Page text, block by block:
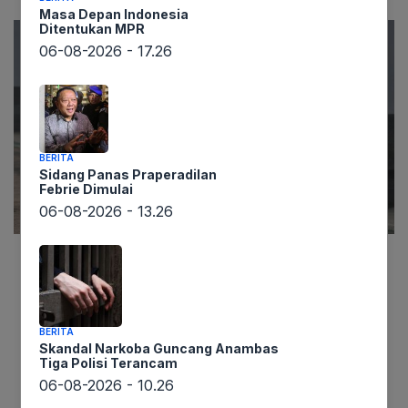
Informasi yang dihimpun lintaswarta.co.id
menyebutkan bahwa Komisi Pemberantasan
Korupsi (KPK) menemukan kejanggalan terkait
kepemilikan sebuah motor Royal Enfield milik
Ridwan Kamil, mantan Gubernur Jawa Barat.
Juru bicara KPK, Tessa Mahardhika Sugiarto,
Masa Depan Indonesia
Ditentukan MPR
06-08-2026 - 17.26
BERITA
Sidang Panas Praperadilan
Febrie Dimulai
06-08-2026 - 13.26
BERITA
Skandal Narkoba Guncang Anambas
Tiga Polisi Terancam
06-08-2026 - 10.26